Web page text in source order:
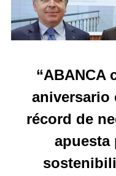
“ABANCA
aniversario
récord de
apuesta